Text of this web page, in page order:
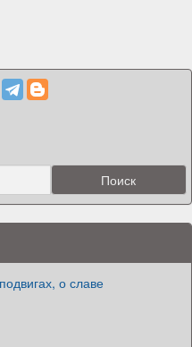
о славе